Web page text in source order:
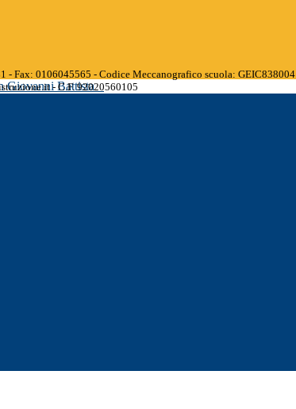
Giovanni Battista
- Fax: 0106045565 - Codice Meccanografico scuola: GEIC838004
- C.F. 92020560105